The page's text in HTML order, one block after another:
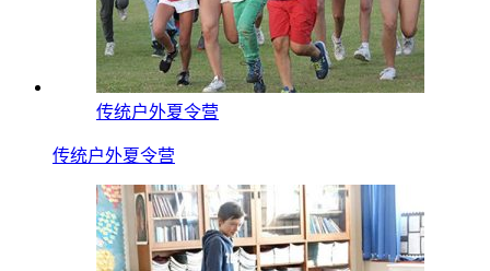
传统户外夏令营
传统户外夏令营